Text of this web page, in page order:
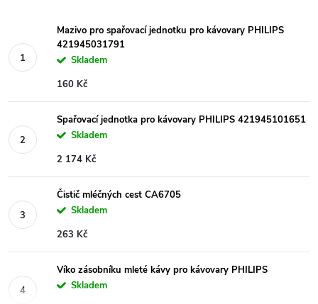
Mazivo pro spařovací jednotku pro kávovary PHILIPS
421945031791
Skladem
160 Kč
Spařovací jednotka pro kávovary PHILIPS 421945101651
Skladem
2 174 Kč
Čistič mléčných cest CA6705
Skladem
263 Kč
Víko zásobníku mleté kávy pro kávovary PHILIPS
Skladem